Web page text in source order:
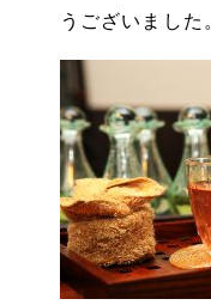
うございました